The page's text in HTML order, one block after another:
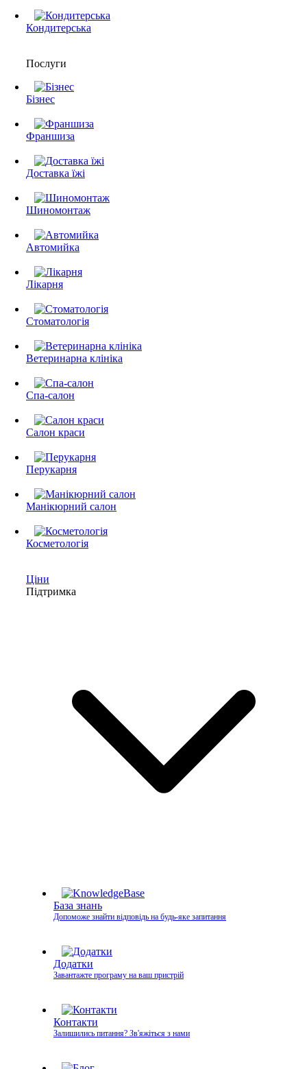
Кондитерська
Послуги
Бізнес
Франшиза
Доставка їжі
Шиномонтаж
Автомийка
Лікарня
Стоматологія
Ветеринарна клініка
Спа-салон
Салон краси
Перукарня
Манікюрний салон
Косметологія
Ціни
Підтримка
База знань
Допоможе знайти відповідь на будь-яке запитання
Додатки
Завантажте програму на ваш пристрій
Контакти
Залишились питання? Зв'яжіться з нами